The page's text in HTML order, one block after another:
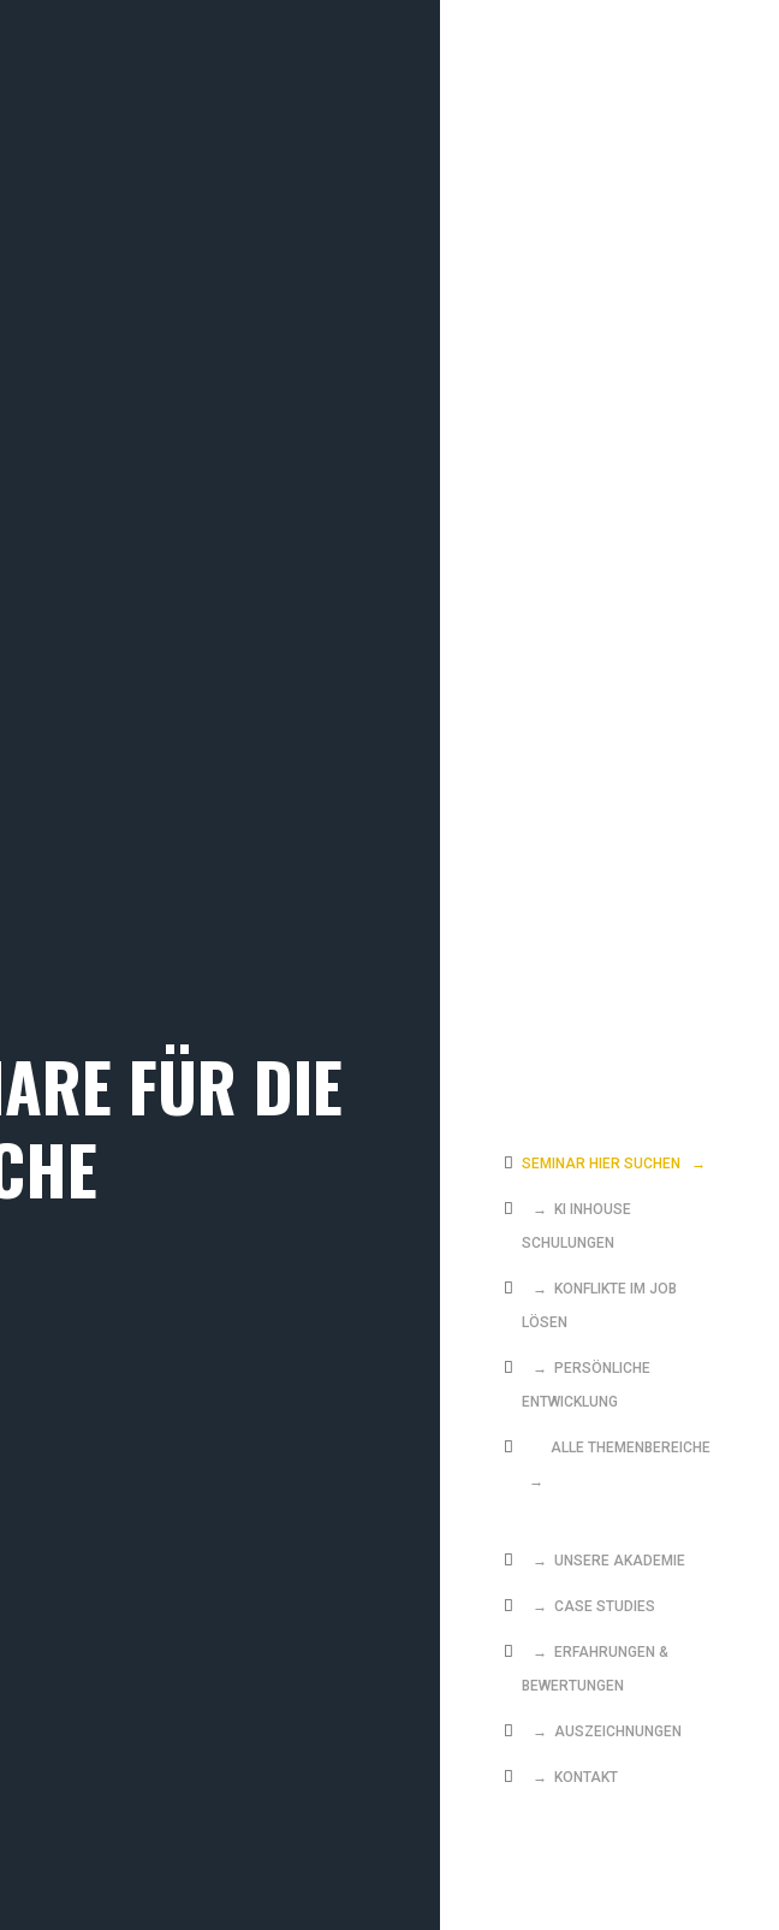
SEMINAR HIER SUCHEN →
→ KI INHOUSE
SCHULUNGEN
→ KONFLIKTE IM JOB
LÖSEN
→ PERSÖNLICHE
ENTWICKLUNG
ALLE THEMENBEREICHE
→
→ UNSERE AKADEMIE
→ CASE STUDIES
→ ERFAHRUNGEN &
BEWERTUNGEN
→ AUSZEICHNUNGEN
→ KONTAKT
FÜR DIE